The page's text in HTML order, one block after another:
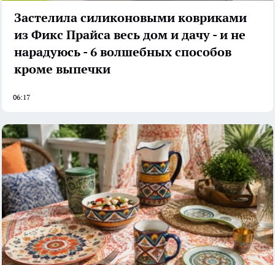
Застелила силиконовыми ковриками
из Фикс Прайса весь дом и дачу - и не
нарадуюсь - 6 волшебных способов
кроме выпечки
06:17